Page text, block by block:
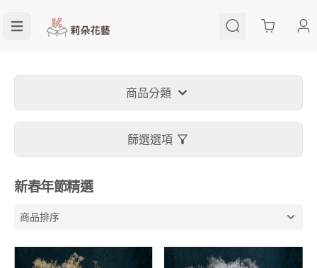
Cart
商品分類
篩選選項
新春年節精選